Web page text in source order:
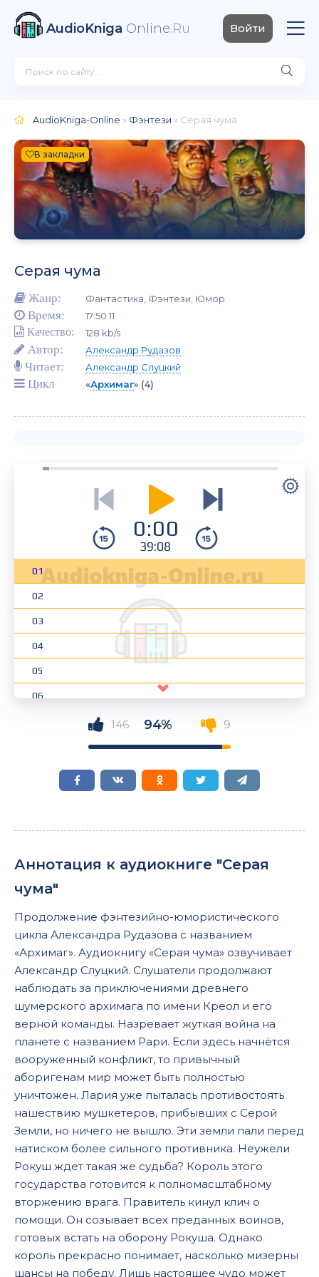
AudioKniga Online.Ru Войти
AudioKniga-Online » Фэнтези » Серая чума
В закладки
Серая чума
Жанр: Фантастика, Фэнтези, Юмор
Время: 17:50:11
Качество: 128 kb/s
Автор: Александр Рудазов
Читает: Александр Слуцкий
Цикл «Архимаг» (4)
0:00
39:08
01
02
03
04
05
06
13
14
15
17
18
19
20
22
23
24
25
27
28
29
146 94% 9
Аннотация к аудиокниге "Серая
чума"
Продолжение фэнтезийно-юмористического
цикла Александра Рудазова с названием
«Архимаг». Аудиокнигу «Серая чума» озвучивает
Александр Слуцкий. Слушатели продолжают
наблюдать за приключениями древнего
шумерского архимага по имени Креол и его
верной команды. Назревает жуткая война на
планете с названием Рари. Если здесь начнётся
вооруженный конфликт, то привычный
аборигенам мир может быть полностью
уничтожен. Лария уже пыталась противостоять
нашествию мушкетеров, прибывших с Серой
Земли, но ничего не вышло. Эти земли пали перед
натиском более сильного противника. Неужели
Рокуш ждет такая же судьба? Король этого
государства готовится к полномасштабному
вторжению врага. Правитель кинул клич о
помощи. Он созывает всех преданных воинов,
готовых встать на оборону Рокуша. Однако
король прекрасно понимает, насколько мизерны
шансы на победу. Лишь настоящее чудо может